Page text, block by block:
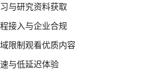
与研究资料获取
接入与企业合规
限制观看优质内容
与低延迟体验